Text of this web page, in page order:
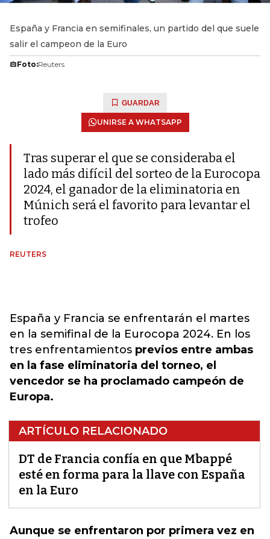
España y Francia en semifinales, un partido del que suele
salir el campeon de la Euro
Foto:Reuters
GUARDAR
UNIRSE A WHATSAPP
Tras superar el que se consideraba el
lado más difícil del sorteo de la Eurocopa
2024, el ganador de la eliminatoria en
Múnich será el favorito para levantar el
trofeo
REUTERS
España y Francia se enfrentarán el martes
en la semifinal de la Eurocopa 2024. En los
tres enfrentamientos previos entre ambas
en la fase eliminatoria del torneo, el
vencedor se ha proclamado campeón de
Europa.
ARTÍCULO RELACIONADO
DT de Francia confía en que Mbappé
esté en forma para la llave con España
en la Euro
Aunque se enfrentaron por primera vez en